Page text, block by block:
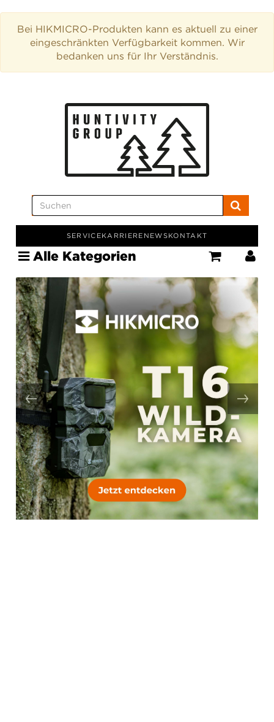
Bei HIKMICRO-Produkten kann es aktuell zu einer
eingeschränkten Verfügbarkeit kommen. Wir
bedanken uns für Ihr Verständnis.
SERVICEKARRIERE NEWSKONTAKT
Alle Kategorien